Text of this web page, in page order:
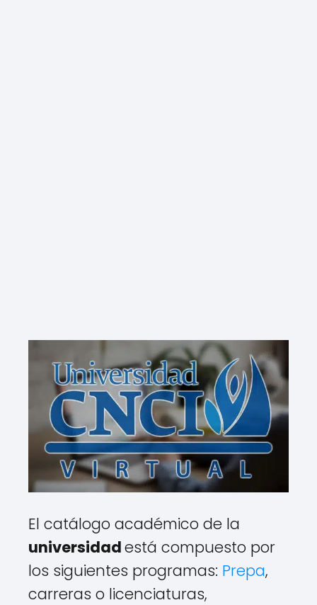
El catálogo académico de la
universidadestá compuesto por
los siguientes programas: Prepa,
carreras o licenciaturas,